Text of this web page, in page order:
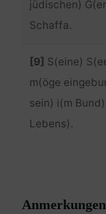
jüdischen)
Schaffa.
[9] S(eine)
m(öge
sein) i(m
Lebens).
Anmerkungen